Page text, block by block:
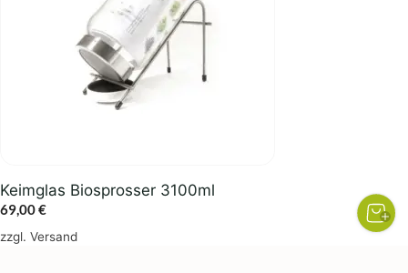
Keimglas Biosprosser 3100ml
69,00€
zzgl. Versand